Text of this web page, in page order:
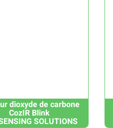
dioxyde de carbone
CozIR Blink
SOLUTIONS